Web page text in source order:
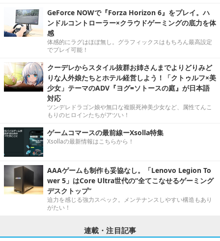
GeForce NOWで『Forza Horizon 6』をプレイ。ハ
ンドルコントローラー×クラウドゲーミングの底力を体
感
体感的にラグはほぼ無し。グラフィックスはもちろん最高設定
でプレイ可能！
クーデレからスタイル抜群お姉さんまでよりどりみど
りな人外娘たちとホテル経営しよう！「クトゥルフ×美
少女」テーマのADV『ヨグ=ソトースの庭』が日本語
対応
ツンデレドラゴン娘や無口な複眼死神美少女など、属性てんこ
もりのヒロインたちがアツい！
ゲームコマースの最前線ーXsolla特集
Xsollaの最新情報はこちらから！
AAAゲームも制作も妥協なし。「Lenovo Legion To
wer 5」はCore Ultra世代の“全てこなせるゲーミング
デスクトップ”
迫力を感じる強力スペック。メンテナンスしやすい構造もあり
がたい！
連載・注目記事